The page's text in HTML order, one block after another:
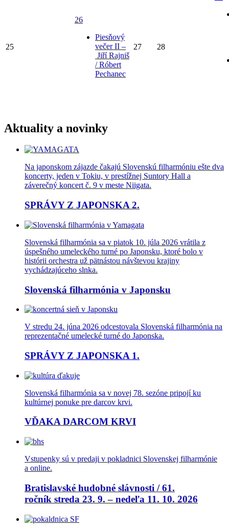
25
26
Piesňový
večer II –
Jiří Rajniš
/ Róbert
Pechanec
27 28
Aktuality a novinky
Na japonskom zájazde čakajú Slovenskú filharmóniu ešte dva
koncerty, jeden v Tokiu, v prestížnej Suntory Hall a
záverečný koncert č. 9 v meste Niigata.
SPRÁVY Z JAPONSKA 2.
Slovenská filharmónia sa v piatok 10. júla 2026 vrátila z
úspešného umeleckého turné po Japonsku, ktoré bolo v
histórii orchestra už pätnástou návštevou krajiny
vychádzajúceho slnka.
Slovenská filharmónia v Japonsku
V stredu 24. júna 2026 odcestovala Slovenská filharmónia na
reprezentačné umelecké turné do Japonska.
SPRÁVY Z JAPONSKA 1.
Slovenská filharmónia sa v novej 78. sezóne pripojí ku
kultúrnej ponuke pre darcov krvi.
VĎAKA DARCOM KRVI
Vstupenky sú v predaji v pokladnici Slovenskej filharmónie
a online.
Bratislavské hudobné slávnosti / 61.
ročník streda 23. 9. – nedeľa 11. 10. 2026